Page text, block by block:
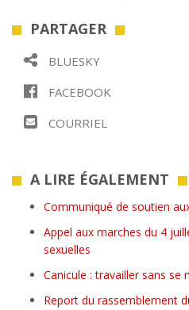
PARTAGER
BLUESKY
FACEBOOK
COURRIEL
A LIRE ÉGALEMENT
Communiqué de soutien
Appel aux marches du 4
sexuelles
Canicule : travailler sans se
Report du rassemblement